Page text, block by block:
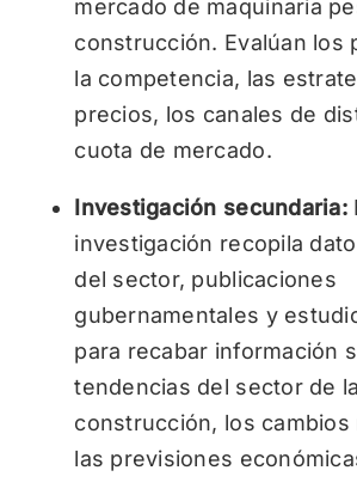
mercado de maquinaria
construcción. Evalúan los
la competencia, las
precios, los canales de
cuota de mercado.
Investigación secundaria:
investigación recopila
del sector, publicaciones
gubernamentales y
para recabar información
tendencias del sector de la
construcción, los cambios
las previsiones